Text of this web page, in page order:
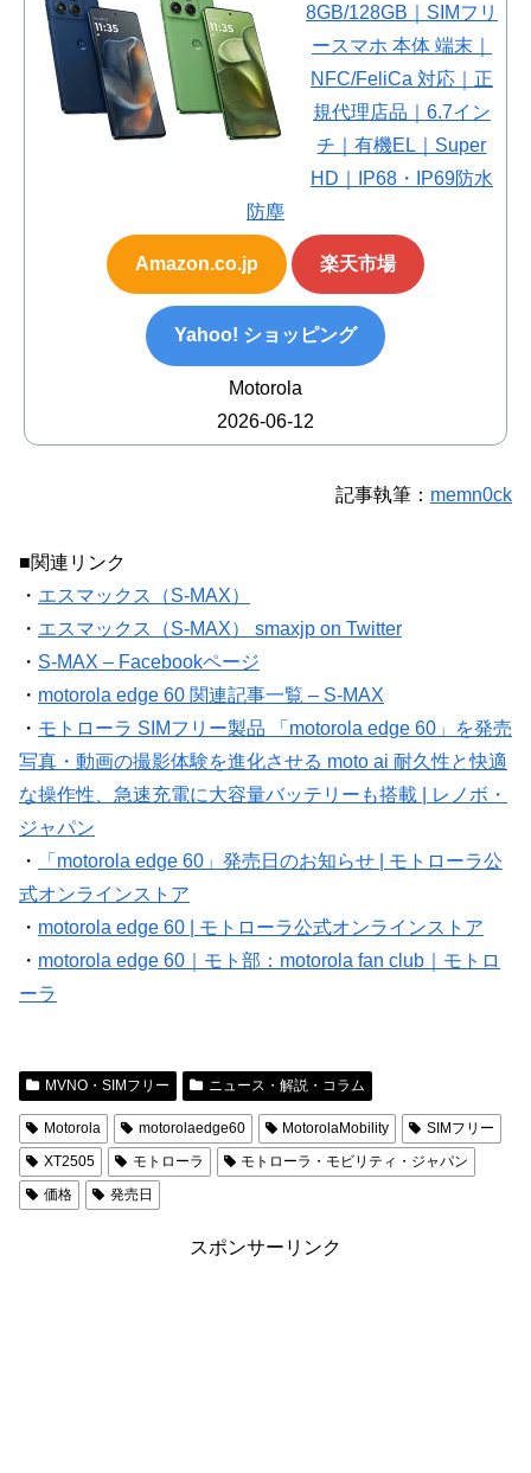
8GB/128GB｜SIMフリ
ースマホ 本体 端末｜
NFC/FeliCa 対応｜正
規代理店品｜6.7イン
チ｜有機EL｜Super
HD｜IP68・IP69防水
防塵
Amazon.co.jp 楽天市場
Yahoo! ショッピング
Motorola
2026-06-12
記事執筆： memn0ck
■関連リンク
・ エスマックス（S-MAX）
・ エスマックス（S-MAX） smaxjp on Twitter
・ S-MAX – Facebookページ
・ motorola edge 60 関連記事一覧 – S-MAX
・ モトローラ SIMフリー製品 「motorola edge 60」を発売
写真・動画の撮影体験を進化させる moto ai 耐久性と快適
な操作性、急速充電に大容量バッテリーも搭載 | レノボ・
ジャパン
・
「motorola edge 60」発売日のお知らせ | モトローラ公
式オンラインストア
・ motorola edge 60 | モトローラ公式オンラインストア
・ motorola edge 60｜モト部：motorola fan club｜モトロ
ーラ
MVNO・SIMフリー ニュース・解説・コラム
Motorola motorolaedge60 MotorolaMobility
SIMフリー
XT2505
モトローラ
モトローラ・モビリティ・ジャパン
価格
発売日
スポンサーリンク